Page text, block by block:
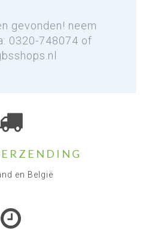
gevonden! neem
0320-748074 of
en België